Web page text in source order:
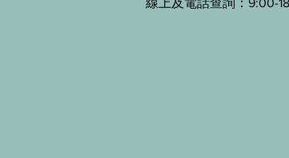
線上及電話查詢：9:00-